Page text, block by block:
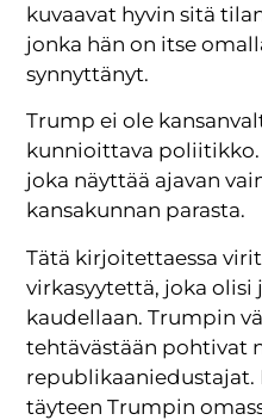
kuvaavat hyvin sitä
jonka hän on itse
synnyttänyt.
Trump ei ole
kunnioittava poliitikko.
joka näyttää ajavan
kansakunnan parasta.
Tätä kirjoitettaessa
virkasyytettä, joka olisi
kaudellaan. Trumpin
tehtävästään pohtivat
täyteen Trumpin